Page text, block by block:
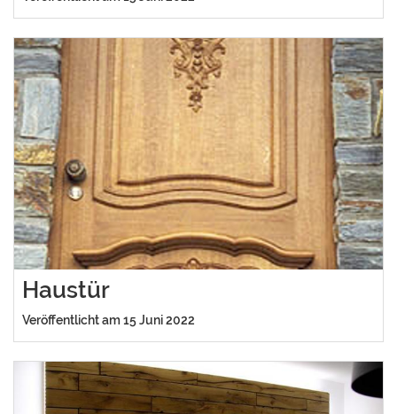
Haustür
Veröffentlicht am 15 Juni 2022